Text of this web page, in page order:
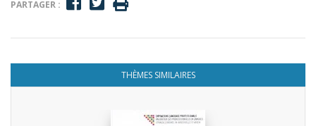
PARTAGER :
THÈMES SIMILAIRES